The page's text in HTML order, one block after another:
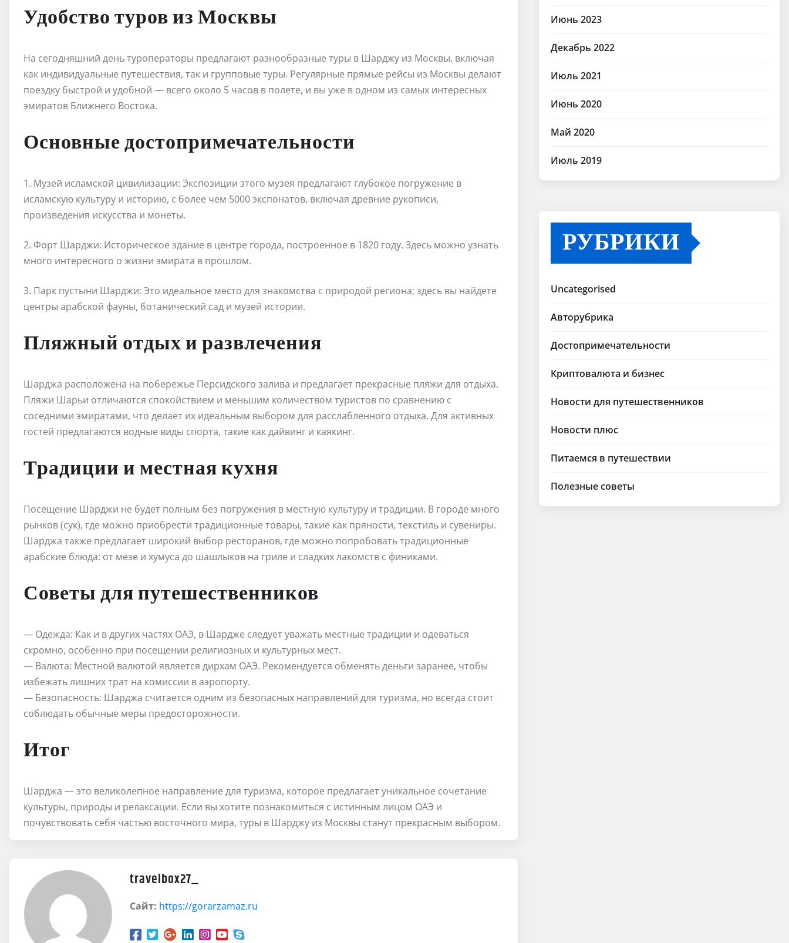
Удобство туров из Москвы
На сегодняшний день туроператоры предлагают разнообразные туры в Шарджу из Москвы, включая
как индивидуальные путешествия, так и групповые туры. Регулярные прямые рейсы из Москвы делают
поездку быстрой и удобной — всего около 5 часов в полете, и вы уже в одном из самых интересных
эмиратов Ближнего Востока.
Основные достопримечательности
1. Музей исламской цивилизации: Экспозиции этого музея предлагают глубокое погружение в
исламскую культуру и историю, с более чем 5000 экспонатов, включая древние рукописи,
произведения искусства и монеты.
2. Форт Шарджи: Историческое здание в центре города, построенное в 1820 году. Здесь можно узнать
много интересного о жизни эмирата в прошлом.
3. Парк пустыни Шарджи: Это идеальное место для знакомства с природой региона; здесь вы найдете
центры арабской фауны, ботанический сад и музей истории.
Пляжный отдых и развлечения
Шарджа расположена на побережье Персидского залива и предлагает прекрасные пляжи для отдыха.
Пляжи Шарьи отличаются спокойствием и меньшим количеством туристов по сравнению с
соседними эмиратами, что делает их идеальным выбором для расслабленного отдыха. Для активных
гостей предлагаются водные виды спорта, такие как дайвинг и каякинг.
Традиции и местная кухня
Посещение Шарджи не будет полным без погружения в местную культуру и традиции. В городе много
рынков (сук), где можно приобрести традиционные товары, такие как пряности, текстиль и сувениры.
Шарджа также предлагает широкий выбор ресторанов, где можно попробовать традиционные
арабские блюда: от мезе и хумуса до шашлыков на гриле и сладких лакомств с финиками.
Советы для путешественников
— Одежда: Как и в других частях ОАЭ, в Шардже следует уважать местные традиции и одеваться
скромно, особенно при посещении религиозных и культурных мест.
— Валюта: Местной валютой является дирхам ОАЭ. Рекомендуется обменять деньги заранее, чтобы
избежать лишних трат на комиссии в аэропорту.
— Безопасность: Шарджа считается одним из безопасных направлений для туризма, но всегда стоит
соблюдать обычные меры предосторожности.
Итог
Шарджа — это великолепное направление для туризма, которое предлагает уникальное сочетание
культуры, природы и релаксации. Если вы хотите познакомиться с истинным лицом ОАЭ и
почувствовать себя частью восточного мира, туры в Шарджу из Москвы станут прекрасным выбором.
travelbox27_
Сайт: https://gorarzamaz.ru
Июнь 2023
Декабрь 2022
Июль 2021
Июнь 2020
Май 2020
Июль 2019
РУБРИКИ
Uncategorised
Авторубрика
Достопримечательности
Криптовалюта и бизнес
Новости для путешественников
Новости плюс
Питаемся в путешествии
Полезные советы